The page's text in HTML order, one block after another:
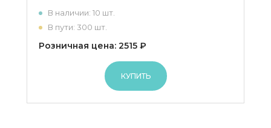
В наличии: 10 шт.
В пути: 300 шт.
Розничная цена: 2515 ₽
КУПИТЬ